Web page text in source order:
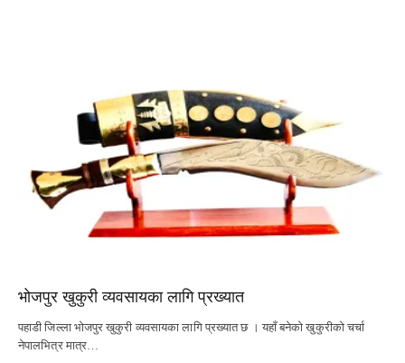
भोजपुर खुकुरी व्यवसायका लागि प्रख्यात
पहाडी जिल्ला भोजपुर खुकुरी व्यवसायका लागि प्रख्यात छ । यहाँ बनेको खुकुरीको चर्चा
नेपालभित्र मात्र…